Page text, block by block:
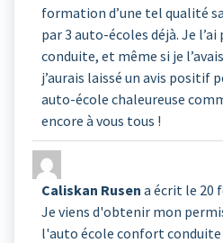
formation d’une tel qualité
par 3 auto-écoles déjà. Je
conduite, et même si je
j’aurais laissé un avis positif
auto-école chaleureuse
encore à vous tous !
Caliskan Rusen a écrit le 20
Je viens d'obtenir mon
l'auto école confort conduite